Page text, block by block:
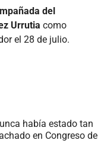
del
Urrutia como
el 28 de julio.
había estado tan
en Congreso de